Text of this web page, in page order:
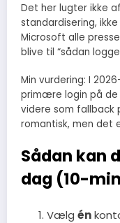
Det her lugter ikke
standardisering,
Microsoft alle
blive til “sådan
Min vurdering: I
primære login på de
videre som fallback
romantisk, men det
Sådan kan
dag (10-
Vælg én